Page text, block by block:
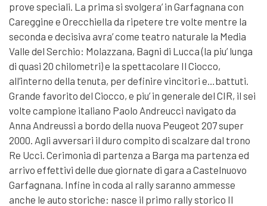
prove speciali. La prima si svolgera’ in Garfagnana con
Careggine e Orecchiella da ripetere tre volte mentre la
seconda e decisiva avra’ come teatro naturale la Media
Valle del Serchio: Molazzana, Bagni di Lucca (la piu’ lunga
di quasi 20 chilometri) e la spettacolare Il Ciocco,
all’interno della tenuta, per definire vincitori e…battuti.
Grande favorito del Ciocco, e piu’ in generale del CIR, il sei
volte campione italiano Paolo Andreucci navigato da
Anna Andreussi a bordo della nuova Peugeot 207 super
2000. Agli avversari il duro compito di scalzare dal trono
Re Ucci. Cerimonia di partenza a Barga ma partenza ed
arrivo effettivi delle due giornate di gara a Castelnuovo
Garfagnana. Infine in coda al rally saranno ammesse
anche le auto storiche: nasce il primo rally storico Il